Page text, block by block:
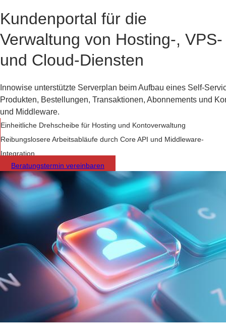
Kundenportal für die
Verwaltung von Hosting-, VPS-
und Cloud-Diensten
Innowise unterstützte Serverplan beim Aufbau eines Self-
Produkten, Bestellungen, Transaktionen, Abonnements und
und Middleware.
Einheitliche Drehscheibe für Hosting und Kontoverwaltung
Reibungslosere Arbeitsabläufe durch Core API und Middleware-
Integration
Beratungstermin vereinbaren